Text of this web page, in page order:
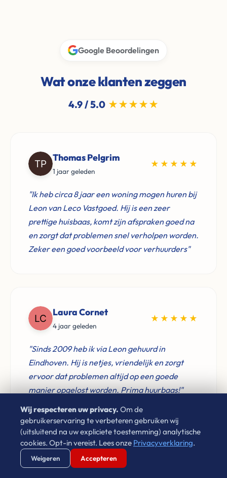
Google Beoordelingen
Wat onze klanten zeggen
4.9 / 5.0 ★★★★★
Thomas Pelgrim
1 jaar geleden
★★★★★
"Ik heb circa 8 jaar een woning mogen huren bij
Leon van Leco Vastgoed. Hij is een zeer
prettige huisbaas, komt zijn afspraken goed na
en zorgt dat problemen snel verholpen worden.
Zeker een goed voorbeeld voor verhuurders"
Laura Cornet
4 jaar geleden
★★★★★
"Sinds 2009 heb ik via Leon gehuurd in
Eindhoven. Hij is netjes, vriendelijk en zorgt
ervoor dat problemen altijd op een goede
manier opgelost worden. Prima huurbaas!"
Don Verwijst
2 jaar geleden
Wij respecteren uw privacy. Om de
gebruikerservaring te verbeteren gebruiken wij
(uitsluitend na uw expliciete toestemming) analytische
cookies. Opt-in vereist. Lees onze Privacyverklaring.
Weigeren Accepteren
Verstuur WhatsApp